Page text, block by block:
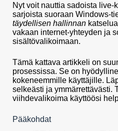
Nyt voit nauttia sadoista live-
sarjoista suoraan Windows-
täydellisen hallinnan
vakaan internet-yhteyden ja
sisältövalikoimaan.
Tämä kattava artikkeli on
prosessissa. Se on
kokeneemmille käyttäjille.
selkeästi ja ymmärrettävästi.
viihdevalikoima käyttöösi
Pääkohdat